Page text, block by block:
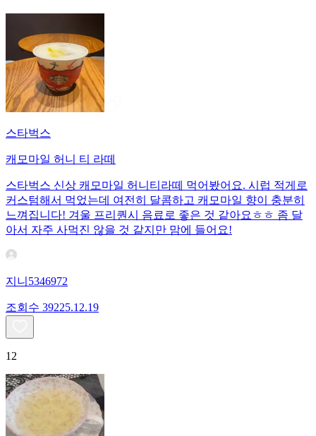
스타벅스
캐모마일 허니 티 라떼
스타벅스 신상 캐모마일 허니티라떼 먹어봤어요. 시럽 적게로
커스텀해서 먹었는데 여전히 달콤하고 캐모마일 향이 충분히
느껴집니다! 겨울 프리퀀시 음료로 좋은 것 같아요ㅎㅎ 좀 달
아서 자주 사먹진 않을 것 같지만 맘에 들어요!
지니5346972
조회수 39225.12.19
12